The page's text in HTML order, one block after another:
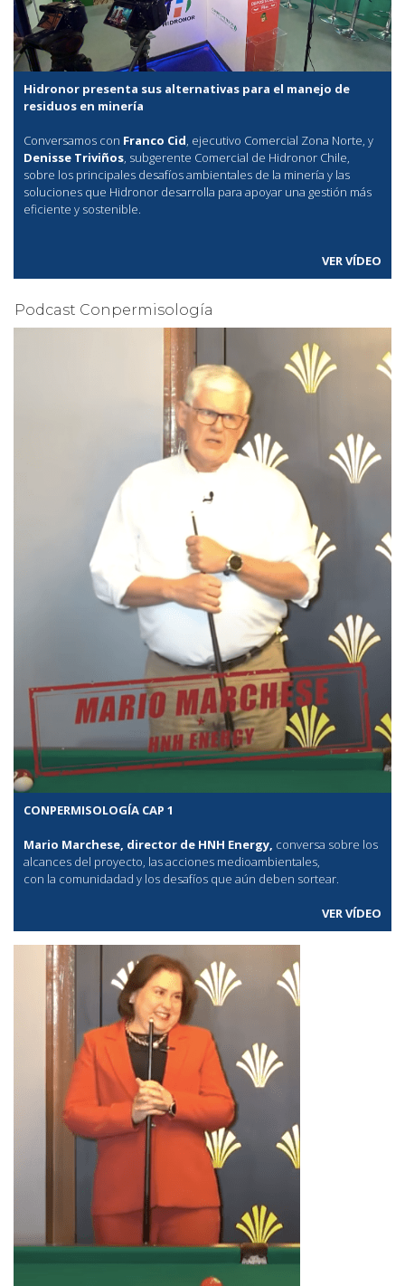
Hidronor presenta sus alternativas para el manejo de
residuos en minería
Conversamos con Franco Cid, ejecutivo Comercial Zona Norte, y
Denisse Triviños, subgerente Comercial de Hidronor Chile,
sobre los principales desafíos ambientales de la minería y las
soluciones que Hidronor desarrolla para apoyar una gestión más
eficiente y sostenible.
VER VÍDEO
Podcast Conpermisología
CONPERMISOLOGÍA CAP 1
Mario Marchese, director de HNH Energy, conversa sobre los
alcances del proyecto, las acciones medioambientales,
con la comunidadad y los desafíos que aún deben sortear.
VER VÍDEO